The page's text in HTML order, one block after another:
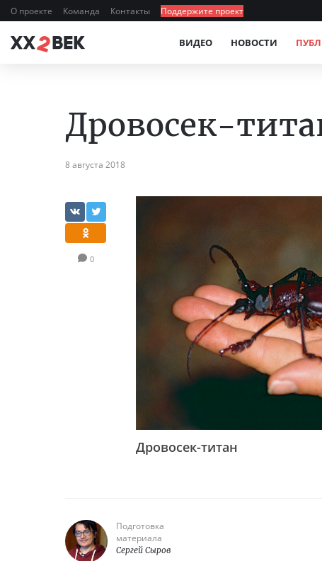
О проекте Команда Контакты Поддержите проект
ВИДЕО НОВОСТИ
Дровосек-
8 августа 2018
0
Дровосек-титан
Подготовка
материала
Сергей Сыров